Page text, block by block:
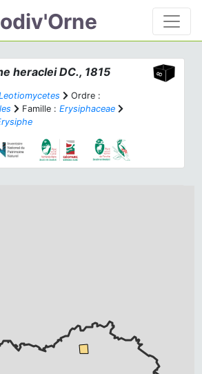
heracleiDC., 1815
Ordre :
Famille : Erysiphaceae